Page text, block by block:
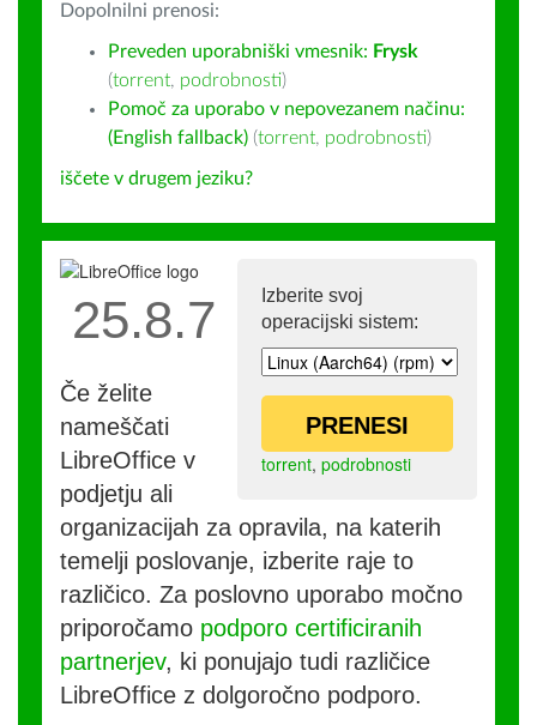
Dopolnilni prenosi:
Preveden uporabniški vmesnik: Frysk
(torrent, podrobnosti)
Pomoč za uporabo v nepovezanem načinu:
(English fallback) (torrent, podrobnosti)
iščete v drugem jeziku?
Izberite svoj
operacijski sistem:
PRENESI
torrent, podrobnosti
25.8.7
Če želite
nameščati
LibreOffice v
podjetju ali
organizacijah za opravila, na katerih
temelji poslovanje, izberite raje to
različico. Za poslovno uporabo močno
priporočamo podporo certificiranih
partnerjev, ki ponujajo tudi različice
LibreOffice z dolgoročno podporo.